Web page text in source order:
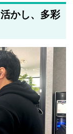
かし、多彩